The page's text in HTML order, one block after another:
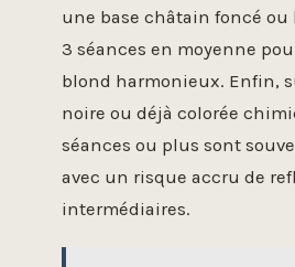
une base châtain foncé ou
3 séances en moyenne
blond harmonieux. Enfin,
noire ou déjà colorée
séances ou plus sont
avec un risque accru de
intermédiaires.